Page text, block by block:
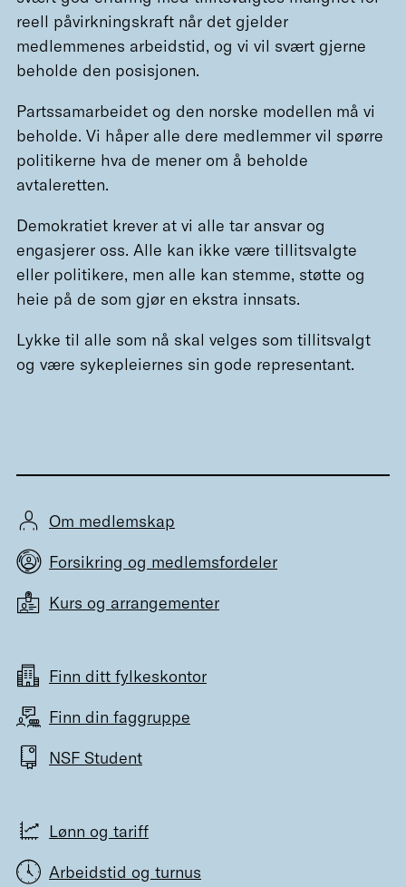
reell påvirkningskraft når det gjelder
medlemmenes arbeidstid, og vi vil svært gjerne
beholde den posisjonen.
Partssamarbeidet og den norske modellen må vi
beholde. Vi håper alle dere medlemmer vil spørre
politikerne hva de mener om å beholde
avtaleretten.
Demokratiet krever at vi alle tar ansvar og
engasjerer oss. Alle kan ikke være tillitsvalgte
eller politikere, men alle kan stemme, støtte og
heie på de som gjør en ekstra innsats.
Lykke til alle som nå skal velges som tillitsvalgt
og være sykepleiernes sin gode representant.
Om medlemskap
Forsikring og medlemsfordeler
Kurs og arrangementer
Finn ditt fylkeskontor
Finn din faggruppe
NSF Student
Lønn og tariff
Arbeidstid og turnus